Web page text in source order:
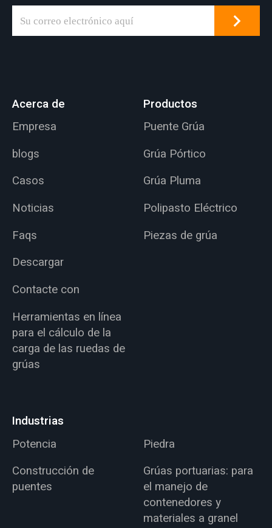
Acerca de
Empresa
blogs
Casos
Noticias
Faqs
Descargar
Contacte con
Herramientas en línea
para el cálculo de la
carga de las ruedas de
grúas
Productos
Puente Grúa
Grúa Pórtico
Grúa Pluma
Polipasto Eléctrico
Piezas de grúa
Industrias
Potencia
Piedra
Construcción de
puentes
Grúas portuarias: para
el manejo de
contenedores y
materiales a granel